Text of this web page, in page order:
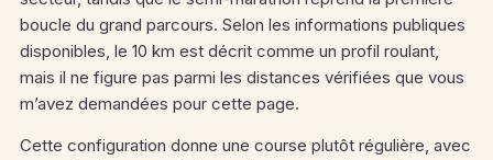
boucle du grand parcours. Selon les informations publiques
disponibles, le 10 km est décrit comme un profil roulant,
mais il ne figure pas parmi les distances vérifiées que vous
m’avez demandées pour cette page.
Cette configuration donne une course plutôt régulière, avec